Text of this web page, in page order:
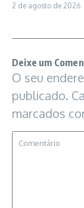
2 de agosto de 2026
Deixe um
O seu
publicado.
marcados